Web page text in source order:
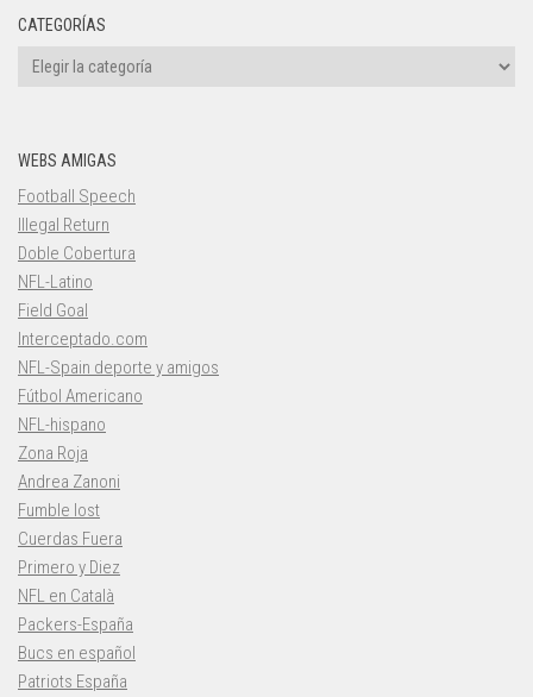
CATEGORÍAS
Categorías
WEBS AMIGAS
Football Speech
Illegal Return
Doble Cobertura
NFL-Latino
Field Goal
Interceptado.com
NFL-Spain deporte y amigos
Fútbol Americano
NFL-hispano
Zona Roja
Andrea Zanoni
Fumble lost
Cuerdas Fuera
Primero y Diez
NFL en Català
Packers-España
Bucs en español
Patriots España